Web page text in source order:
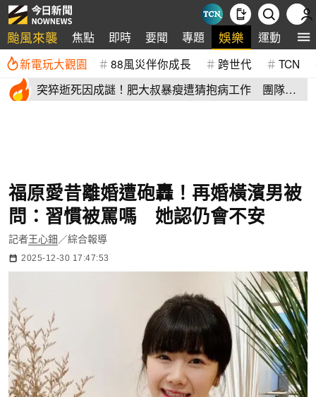
颱風來襲 焦點 即時 要聞 專題 娛樂 運動 全
新電玩大觀園 88風災伴你成長 跨世代 TCN
突猝逝死因成謎！肥大叔暴瘦遭猜抱病工作 團隊宣
福原愛昔離婚遭砲轟！再婚橫濱男被
問：習慣被罵嗎 她認仍會不安
記者王心鈿 ／綜合報導
2025-12-30 17:47:53